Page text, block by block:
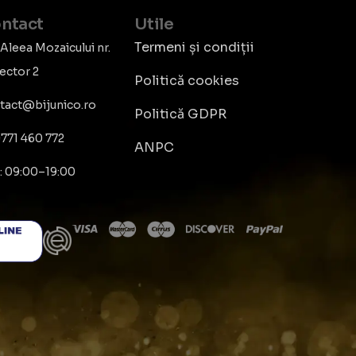
Mozaicului nr.
2
460 772
09:00–19:00
Utile
Termeni și condiții
Politică cookies
Politică GDPR
ANPC